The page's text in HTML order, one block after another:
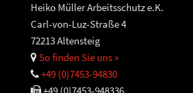
Heiko Müller Arbeitsschutz e.K.
Carl-von-Luz-Straße 4
72213 Altensteig
So finden Sie uns »
+49 (0)7453-94830